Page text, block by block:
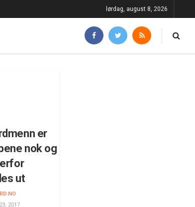
lørdag, august 8, 2026
er
nok og
ut
2017